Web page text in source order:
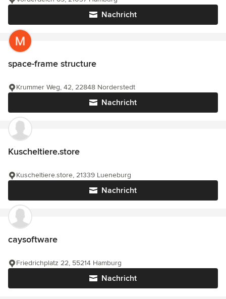
Nachricht
space-frame structure
Nachricht
Krummer Weg, 42, 22848 Norderstedt
Kuscheltiere.store
Nachricht
Kuscheltiere.store, 21339 Lueneburg
caysoftware
Nachricht
Friedrichplatz 22, 55214 Hamburg